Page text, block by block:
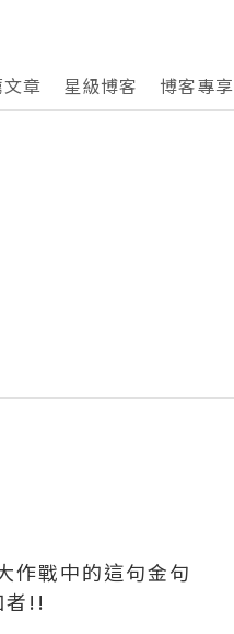
章 星級博客 博客專享
作戰中的這句金句
者!!